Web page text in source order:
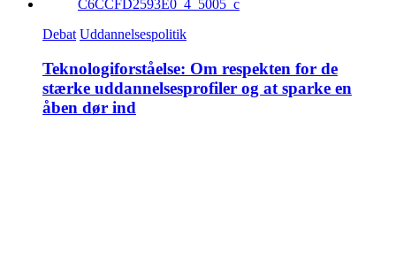
Debat Uddannelsespolitik
Teknologiforståelse: Om respekten for de
stærke uddannelsesprofiler og at sparke en
åben dør ind